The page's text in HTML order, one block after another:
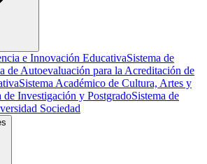
e Innovación EducativaSistema de
de Autoevaluación para la Acreditación de
Sistema Académico de Cultura, Artes y
de Investigación y PostgradoSistema de
Sociedad